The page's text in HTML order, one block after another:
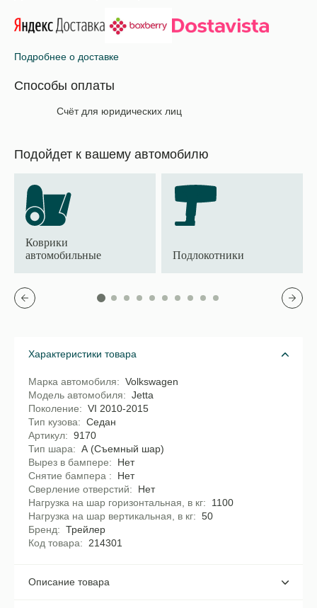
Подробнее о доставке
Способы оплаты
Счёт для юридических лиц
Подойдет к вашему автомобилю
Коврики
автомобильные
Подлокотники
Характеристики товара
Марка автомобиля
Volkswagen
Модель автомобиля
Jetta
Поколение
VI 2010-2015
Тип кузова
Седан
Артикул
9170
Тип шара
А (Съемный шар)
Вырез в бампере
Нет
Снятие бампера
Нет
Сверление отверстий
Нет
Нагрузка на шар горизонтальная, в кг
1100
Нагрузка на шар вертикальная, в кг
50
Бренд
Трейлер
Код товара
214301
Описание товара